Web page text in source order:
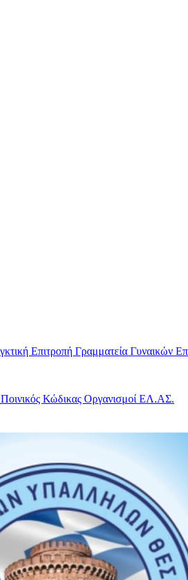
Επιτροπή Γραμματεία Γυναικών
Ποινικός Κώδικας Οργανισμοί ΕΛ.ΑΣ.